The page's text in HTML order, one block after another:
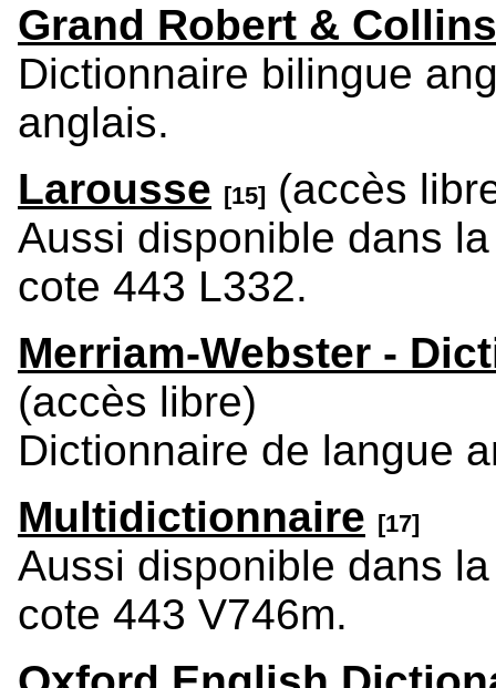
Grand Robert & Collins
Dictionnaire bilingue
anglais.
Larousse
[15]
(accès
Aussi disponible dans
cote 443 L332.
Merriam-Webster -
(accès libre)
Dictionnaire de langue
Multidictionnaire
[17]
Aussi disponible dans
cote 443 V746m.